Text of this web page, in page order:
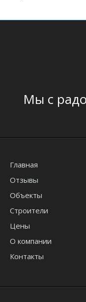
Мы с
Главная
Отзывы
Объекты
Строители
Цены
О компании
Контакты